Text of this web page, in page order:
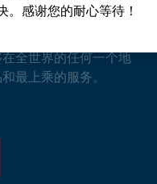
统、电子产品、电力
全世界的任何一个地
最上乘的服务。
。感谢您的耐心等待！